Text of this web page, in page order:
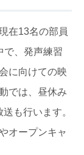
在13名の部員
で、発声練習
に向けての映
では、昼休み
も行います。
オープンキャ